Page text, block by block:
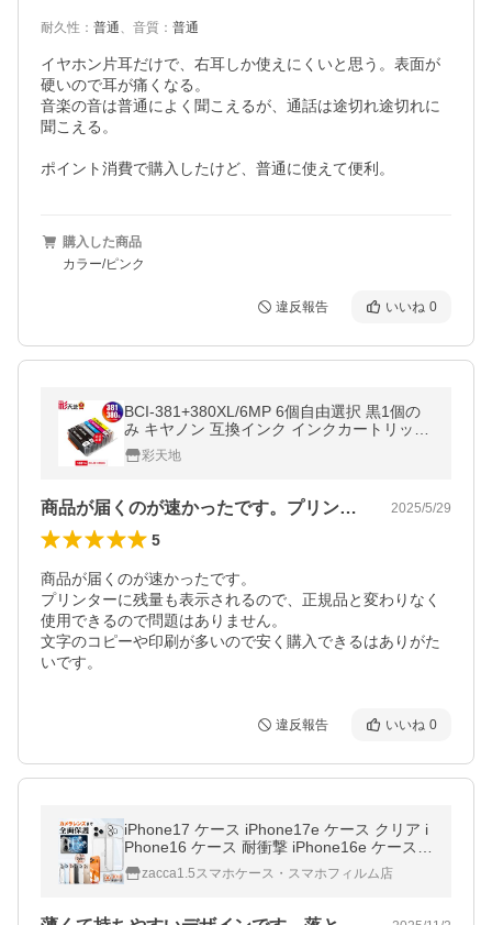
耐久性 ： 普通、 音質 ： 普通
イヤホン片耳だけで、右耳しか使えにくいと思う。表面が
硬いので耳が痛くなる。
音楽の音は普通によく聞こえるが、通話は途切れ途切れに
聞こえる。
ポイント消費で購入したけど、普通に使えて便利。
購入した商品
カラー/ピンク
違反報告 いいね 0
BCI-381+380XL/6MP 6個自由選択 黒1個の
み キヤノン 互換インク インクカートリッジ
送料無料 (BCI-380 BCI-381 BCI-380XL BCI-
381XL BCI 380 381)
彩天地
商品が届くのが速かったです。プリンター… 2025/5/29
5
商品が届くのが速かったです。
プリンターに残量も表示されるので、正規品と変わりなく
使用できるので問題はありません。
文字のコピーや印刷が多いので安く購入できるはありがた
いです。
違反報告 いいね 0
iPhone17 ケース iPhone17e ケース クリア i
Phone16 ケース 耐衝撃 iPhone16e ケース i
Phone15 ケース スマホケース iPhone17 16
15 14 13 12 11 Pro Max カバー
zacca1.5スマホケース・スマホフィルム店